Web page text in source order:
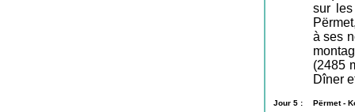
sur les
à ses
(2485
Dîner
Jour 5 : Përmet -